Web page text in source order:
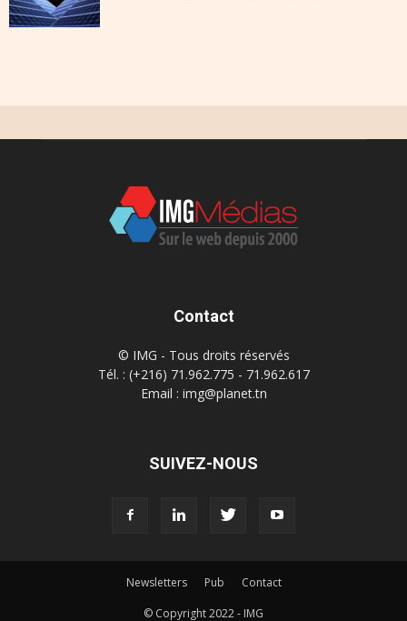
Contact
© IMG - Tous droits réservés
Tél. : (+216) 71.962.775 - 71.962.617
Email : img@planet.tn
SUIVEZ-NOUS
Newsletters Pub
Contact
© Copyright 2022 - IMG